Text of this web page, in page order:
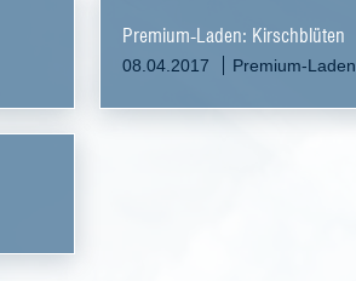
Premium-Laden: Kirschblüten
08.04.2017 Premium-Laden